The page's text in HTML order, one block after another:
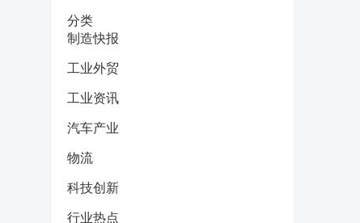
分类
制造快报
工业外贸
工业资讯
汽车产业
物流
科技创新
行业热点